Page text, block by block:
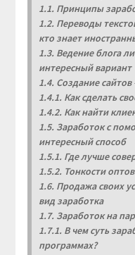
1.1. Принципы
1.2. Переводы
кто знает
1.3. Ведение блога
интересный вариант
1.4. Создание
1.4.1. Как сделать
1.4.2. Как найти
1.5. Заработок с
интересный способ
1.5.1. Где лучше
1.5.2. Тонкости
1.6. Продажа своих
вид заработка
1.7. Заработок на
1.7.1. В чем суть
программах?